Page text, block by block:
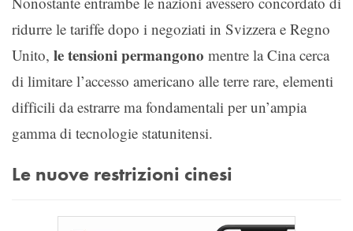
ridurre le tariffe dopo i negoziati in Svizzera e Regno
Unito, le tensioni permangono mentre la Cina cerca
di limitare l’accesso americano alle terre rare, elementi
difficili da estrarre ma fondamentali per un’ampia
gamma di tecnologie statunitensi.
Le nuove restrizioni cinesi